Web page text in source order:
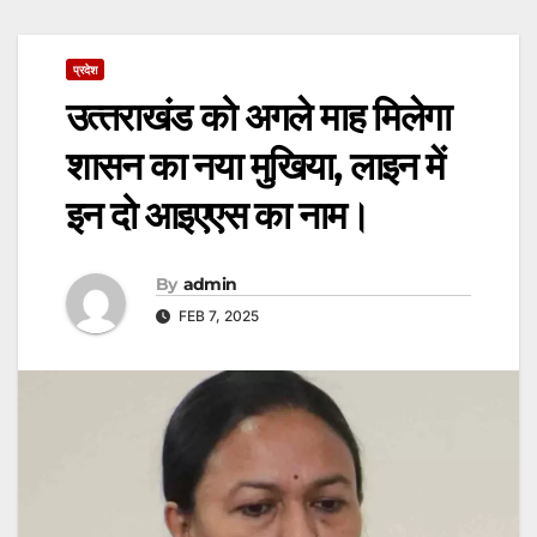
प्रदेश
उत्‍तराखंड को अगले माह मिलेगा
शासन का नया मुखिया, लाइन में
इन दो आइएएस का नाम।
By admin
FEB 7, 2025